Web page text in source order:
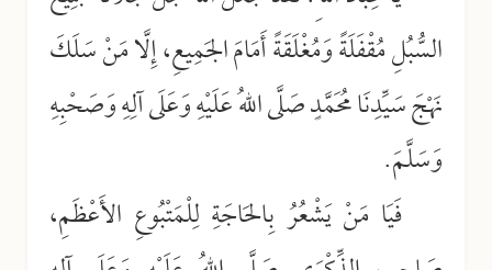
السُّبُلِ مُقْفَلَةً وَمُغْلَقَةً أَمَامَ الجَمِيعِ، إِلَّا مَنْ سَلَكَ
نَهْجَ سَيِّدِنَا مُحَمَّدٍ صَلَّى اللهُ عَلَيْهِ وَعَلَى آلِهِ وَصَحْبِهِ
وَسَلَّمَ.
فَيَا مَنْ يَشْعُرُ بِالحَاجَةِ لِلْمَتْبُوعِ الأَعْظَمِ،